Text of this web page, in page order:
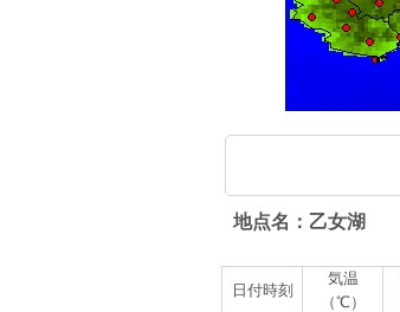
地点名：乙女湖
日付時刻
気温
（℃）